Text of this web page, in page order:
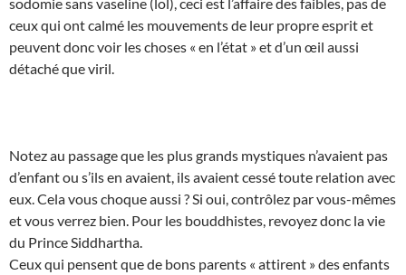
ceux qui ont calmé les mouvements de leur propre esprit et
peuvent donc voir les choses « en l’état » et d’un œil aussi
détaché que viril.
Notez au passage que les plus grands mystiques n’avaient pas
d’enfant ou s’ils en avaient, ils avaient cessé toute relation avec
eux. Cela vous choque aussi ? Si oui, contrôlez par vous-mêmes
et vous verrez bien. Pour les bouddhistes, revoyez donc la vie
du Prince Siddhartha.
Ceux qui pensent que de bons parents « attirent » des enfants